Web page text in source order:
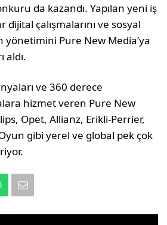
da kazandı. Yapılan yeni iş
çalışmalarını ve sosyal
yönetimini Pure New Media’ya
aldı.
ve 360 derece
hizmet veren Pure New
Opet, Allianz, Erikli-Perrier,
gibi yerel ve global pek çok